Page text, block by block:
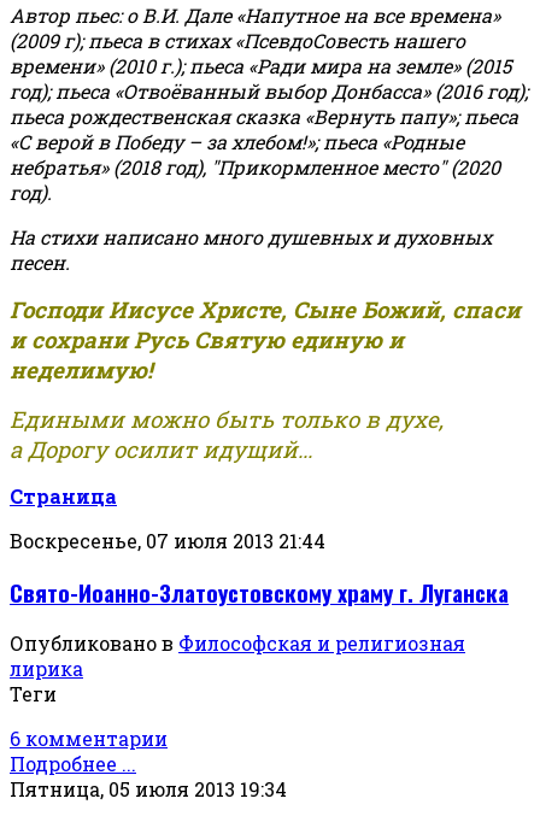
Автор пьес: о В.И. Дале «Напутное на все времена»
(2009 г); пьеса в стихах «ПсевдоСовесть нашего
времени» (2010 г.); пьеса «Ради мира на земле» (2015
год); пьеса «Отвоёванный выбор Донбасса» (2016 год);
пьеса рождественская сказка «Вернуть папу»; пьеса
«С верой в Победу – за хлебом!»;пьеса «Родные
небратья» (2018 год), "Прикормленное место" (2020
год).
На стихи написано много душевных и духовных
песен.
Господи Иисусе Христе, Сыне Божий, спаси
и сохрани Русь Святую единую и
неделимую!
Едиными можно быть только в духе,
а Дорогу осилит идущий...
Страница
Воскресенье, 07 июля 2013 21:44
Свято-Иоанно-Златоустовскому храму г. Луганска
Опубликовано в Философская и религиозная
лирика
Теги
6 комментарии
Подробнее ...
Пятница, 05 июля 2013 19:34